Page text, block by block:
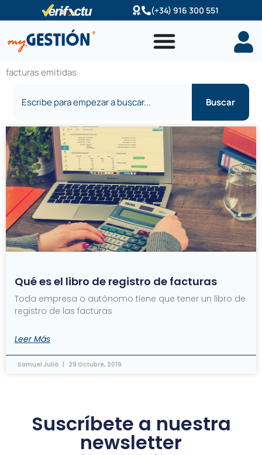
al
contenido
(+34) 916 300 551
facturas emitidas
Buscar
Qué es el libro de registro de facturas
Toda empresa o autónomo tiene que tener un libro de
registro de las facturas
Leer Más
Samuel Juliá 29 Octubre, 2019
Suscríbete a nuestra
newsletter